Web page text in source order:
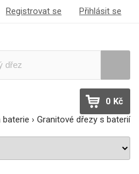
Registrovat se Přihlásit se
0 Kč
baterie › Granitové dřezy s baterií